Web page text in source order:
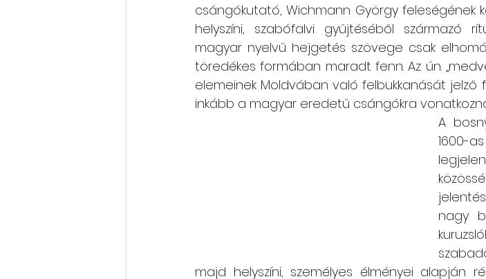
csángókutató, Wichmann György feleségének
helyszíni, szabófalvi gyűjtéséből származó
magyar nyelvű hejgetés szövege csak
töredékes formában maradt fenn. Az ún.
elemeinek Moldvában való felbukkanását
inkább a magyar eredetű csángókra
A
1600-
nagy
majd helyszíni, személyes élményei alapján